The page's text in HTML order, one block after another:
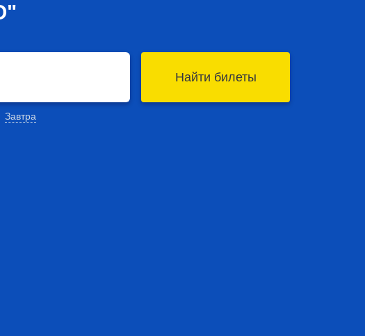
Завтра
Найти билеты